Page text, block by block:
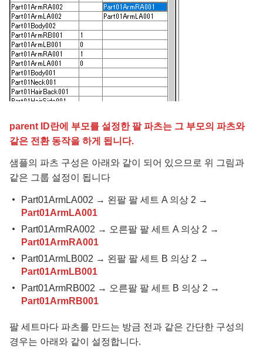
parent ID란에 부모를 설정한 팔 파츠는 그 부모의 파츠와
같은 전환 동작을 하게 됩니다.
샘플의 파츠 구성은 아래와 같이 되어 있으므로 위 그림과
같은 그룹 설정이 됩니다
Part01ArmLA002 → 왼팔 팔 세트 A 의상 2 →
Part01ArmLA001
Part01ArmRA002 → 오른팔 팔 세트 A 의상 2 →
Part01ArmRA001
Part01ArmLB002 → 왼팔 팔 세트 B 의상 2 →
Part01ArmLB001
Part01ArmRB002 → 오른팔 팔 세트 B 의상 2 →
Part01ArmRB001
팔 세트마다 파츠를 만드는 방금 전과 같은 간단한 구성의
경우는 아래와 같이 설정합니다.